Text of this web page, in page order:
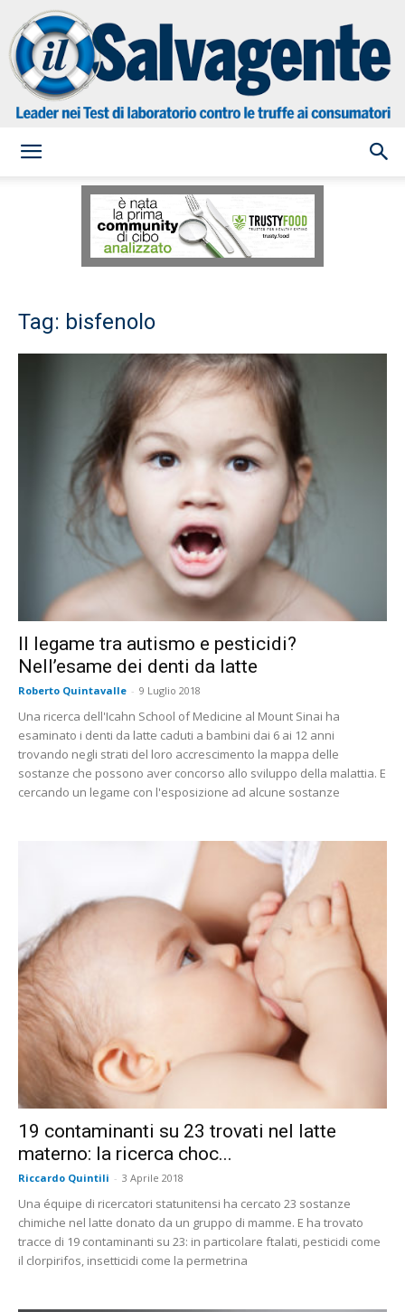
Salvagente
Tag: bisfenolo
Il legame tra autismo e pesticidi?
Nell’esame dei denti da latte
Roberto Quintavalle - 9 Luglio 2018
Una ricerca dell'Icahn School of Medicine al Mount Sinai ha
esaminato i denti da latte caduti a bambini dai 6 ai 12 anni
trovando negli strati del loro accrescimento la mappa delle
sostanze che possono aver concorso allo sviluppo della malattia. E
cercando un legame con l'esposizione ad alcune sostanze
19 contaminanti su 23 trovati nel latte
materno: la ricerca choc...
Riccardo Quintili - 3 Aprile 2018
Una équipe di ricercatori statunitensi ha cercato 23 sostanze
chimiche nel latte donato da un gruppo di mamme. E ha trovato
tracce di 19 contaminanti su 23: in particolare ftalati, pesticidi come
il clorpirifos, insetticidi come la permetrina